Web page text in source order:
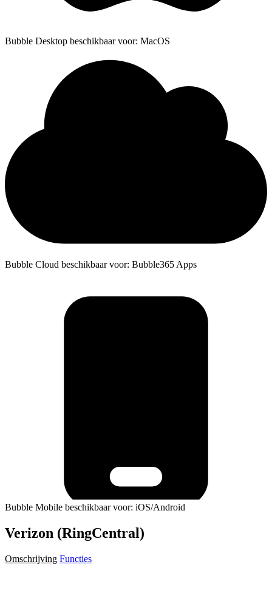
Bubble Desktop beschikbaar voor: MacOS
Bubble Cloud beschikbaar voor: Bubble365 Apps
Bubble Mobile beschikbaar voor: iOS/Android
Verizon (RingCentral)
Omschrijving Functies